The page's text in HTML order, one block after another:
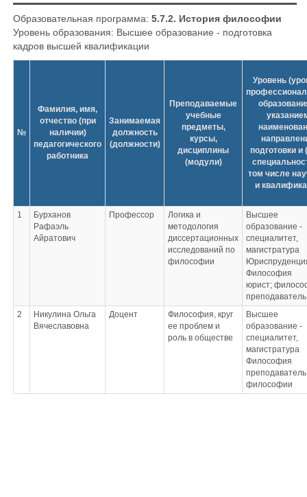
Образовательная программа: 5.7.2. История философии
Уровень образования: Высшее образование - подготовка
кадров высшей квалификации
№
Фамилия, имя,
отчество (при
наличии)
педагогического
работника
Занимаемая
должность
(должности)
Преподаваемые
учебные
предметы,
курсы,
дисциплины
(модули)
Уровень
подготовки и
том числе
и
1
Бурханов
Рафаэль
Айратович
Профессор
Логика и
методология
диссертационных
исследований по
философии
Высшее
образование -
специалитет,
магистратура
Философия
юрист;
преподаватель
2
Никулина Ольга
Вячеславовна
Доцент
Философия, круг
ее проблем и
роль в обществе
Высшее
образование -
специалитет,
магистратура
Философия
преподаватель
философии